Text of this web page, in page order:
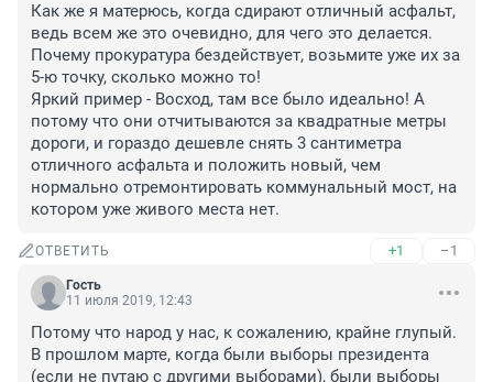
Как же я матерюсь, когда сдирают отличный асфальт,
ведь всем же это очевидно, для чего это делается.
Почему прокуратура бездействует, возьмите уже их за
5-ю точку, сколько можно то!
Яркий пример - Восход, там все было идеально! А
потому что они отчитываются за квадратные метры
дороги, и гораздо дешевле снять 3 сантиметра
отличного асфальта и положить новый, чем
нормально отремонтировать коммунальный мост, на
котором уже живого места нет.
ОТВЕТИТЬ +1 –1
Гость
11 июля 2019, 12:43
Потому что народ у нас, к сожалению, крайне глупый.
В прошлом марте, когда были выборы президента
(если не путаю с другими выборами), были выборы